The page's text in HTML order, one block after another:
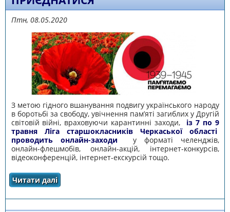
Птн, 08.05.2020
З метою гідного вшанування подвигу українського народу
в боротьбі за свободу, увічнення пам’яті загиблих у Другій
світовій війні, враховуючи карантинні заходи, із 7 по 9
травня Ліга старшокласників Черкаської області
проводить онлайн-заходи
у форматі челенджів,
онлайн-флешмобів, онлайн-акцій, інтернет-конкурсів,
відеоконференцій, інтернет-екскурсій тощо.
Читати далі